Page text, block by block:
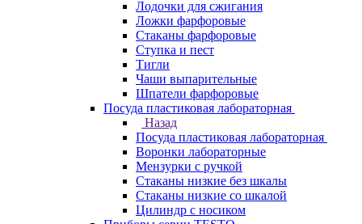
Лодочки для сжигания
Ложки фарфоровые
Стаканы фарфоровые
Ступка и пест
Тигли
Чаши выпарительные
Шпатели фарфоровые
Посуда пластиковая лабораторная
Назад
Посуда пластиковая лабораторная
Воронки лабораторные
Мензурки с ручкой
Стаканы низкие без шкалы
Стаканы низкие со шкалой
Цилиндр с носиком